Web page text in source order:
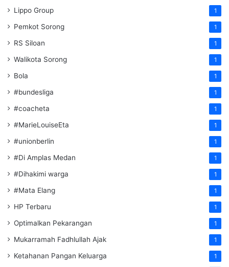
Lippo Group 1
Pemkot Sorong 1
RS Siloan 1
Walikota Sorong 1
Bola 1
#bundesliga 1
#coacheta 1
#MarieLouiseEta 1
#unionberlin 1
#Di Amplas Medan 1
#Dihakimi warga 1
#Mata Elang 1
HP Terbaru 1
Optimalkan Pekarangan 1
Mukarramah Fadhlullah Ajak 1
Ketahanan Pangan Keluarga 1